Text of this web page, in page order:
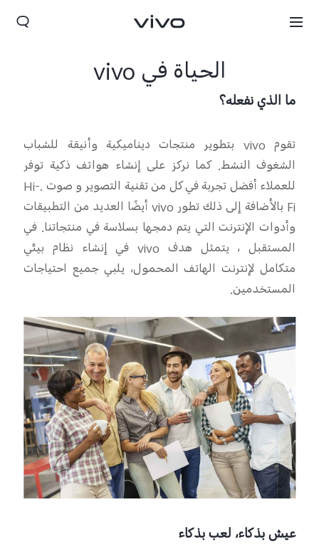
Lebanon | حدد البلد/المنطقة
الحياة في vivo
ما الذي نفعله؟
تقوم vivo
بتطوير منتجات ديناميكية وأنيقة للشباب
الشغوف النشط. كما نركز على إنشاء هواتف ذكية توفر
للعملاء أفضل تجربة في كل منتقنية التصوير و صوت .Hi-
Fi بالأضافة إلى ذلكتطور vivo أيضًا العديد من التطبيقات
وأدوات الإنترنت التي يتم دمجها بسلاسة في منتجاتنا. في
المستقبل ، يتمثل هدف
vivo
في إنشاء نظام بيئي
متكامل لإنترنت الهاتف المحمول، يلبي جميع احتياجات
المستخدمين.
عيش بذكاء، لعب بذكاء